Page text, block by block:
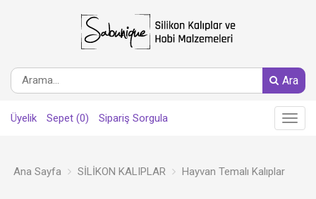
Ara
Üyelik Sepet (0) Sipariş Sorgula
Main
Menu
Ana Sayfa SİLİKON KALIPLAR Hayvan Temalı Kalıplar